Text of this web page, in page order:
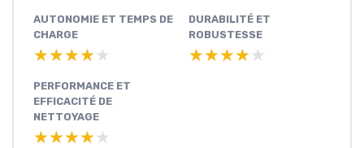
AUTONOMIE ET TEMPS DE
CHARGE
★★★★★
★★★★★
DURABILITÉ ET
ROBUSTESSE
★★★★★
★★★★★
PERFORMANCE ET
EFFICACITÉ DE
NETTOYAGE
★★★★★
★★★★★